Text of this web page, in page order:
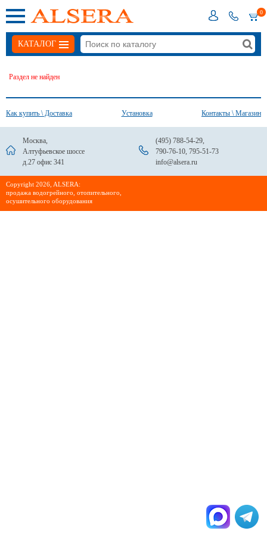
0
КАТАЛОГ
Раздел не найден
Как купить \ Доставка Установка Контакты \ Магазин
Москва,
Алтуфьевское шоссе
д.27 офис 341
(495) 788-54-29,
790-76-10, 795-51-73
info@alsera.ru
Сopyright 2026, ALSERA:
продажа водогрейного, отопительного,
осушительного оборудования